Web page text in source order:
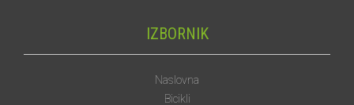
IZBORNIK
Naslovna
Bicikli